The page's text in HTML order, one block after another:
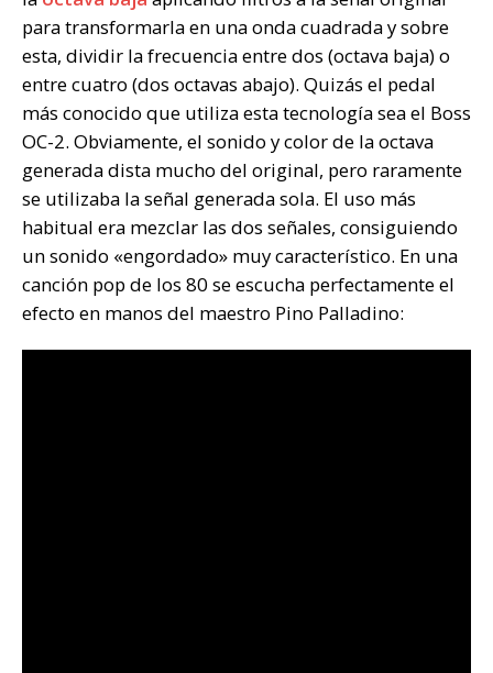
para transformarla en una onda cuadrada y sobre
esta, dividir la frecuencia entre dos (octava baja) o
entre cuatro (dos octavas abajo). Quizás el pedal
más conocido que utiliza esta tecnología sea el Boss
OC-2. Obviamente, el sonido y color de la octava
generada dista mucho del original, pero raramente
se utilizaba la señal generada sola. El uso más
habitual era mezclar las dos señales, consiguiendo
un sonido «engordado» muy característico. En una
canción pop de los 80 se escucha perfectamente el
efecto en manos del maestro Pino Palladino: